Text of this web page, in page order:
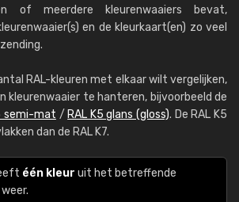
of meerdere kleurenwaaiers bevat,
en de kleurkaart(en) zo veel
RAL-kleuren met elkaar wilt vergelijken,
kleurenwaaier te hanteren, bijvoorbeeld de
semi-mat / RAL K5 glans (gloss). De RAL K5
dan de RAL K7.
één kleur uit het betreffende